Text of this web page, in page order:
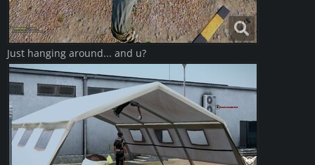
Just hanging around... and u?